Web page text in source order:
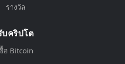
รางวัล
บคริปโต
อ Bitcoin